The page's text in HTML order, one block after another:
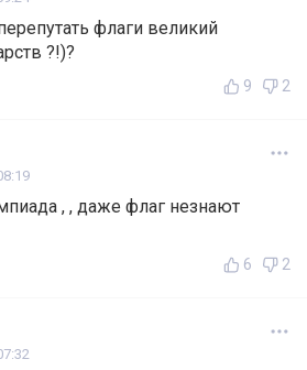
флаги великий
?!)?
9 2
, , даже флаг незнают
6 2